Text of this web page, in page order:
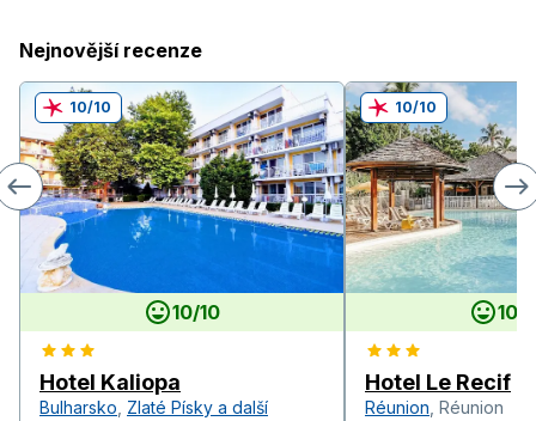
Nejnovější recenze
10/10
10/10
Hotel Kaliopa
Bulharsko Zlaté Písky a další
10/10
10
Hotel Le Recif
Réunion Réunion